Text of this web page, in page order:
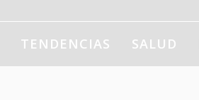
TENDENCIAS SALUD